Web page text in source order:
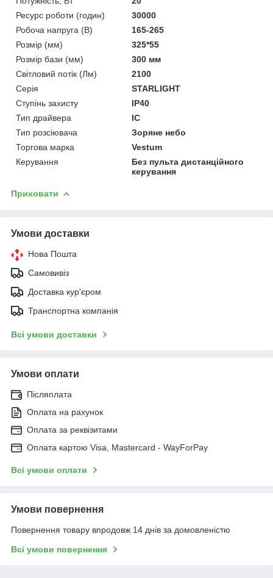
Ресурс роботи (годин)
30000
Робоча напруга (В)
165-265
Розмір (мм)
325*55
Розмір бази (мм)
300 мм
Світловий потік (Лм)
2100
Серія
STARLIGHT
Ступінь захисту
IP40
Тип драйвера
IC
Тип розсіювача
Зоряне небо
Торгова марка
Vestum
Керування
Без пульта дистанційного
керування
Приховати
Умови доставки
Нова Пошта
Самовивіз
Доставка кур'єром
Транспортна компанія
Всі умови доставки
Умови оплати
Післяплата
Оплата на рахунок
Оплата за реквізитами
Оплата картою Visa, Mastercard - WayForPay
Всі умови оплати
Умови повернення
Повернення товару впродовж 14 днів за домовленістю
Всі умови повернення